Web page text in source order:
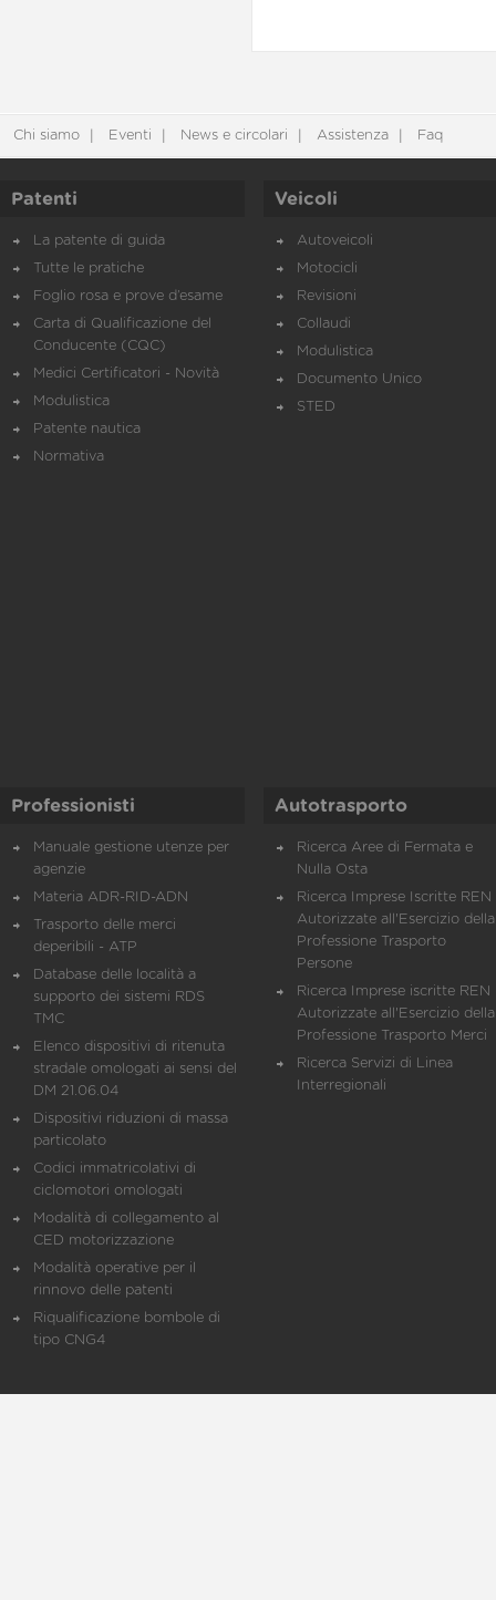
Chi siamo Eventi News e circolari Assistenza Faq
Patenti
La patente di guida
Tutte le pratiche
Foglio rosa e prove d’esame
Carta di Qualificazione del
Conducente (CQC)
Medici Certificatori - Novità
Modulistica
Patente nautica
Normativa
Veicoli
Autoveicoli
Motocicli
Revisioni
Collaudi
Modulistica
Documento Unico
STED
Professionisti
Manuale gestione utenze per
agenzie
Materia ADR-RID-ADN
Trasporto delle merci
deperibili - ATP
Database delle località a
supporto dei sistemi RDS
TMC
Elenco dispositivi di ritenuta
stradale omologati ai sensi del
DM 21.06.04
Dispositivi riduzioni di massa
particolato
Codici immatricolativi di
ciclomotori omologati
Modalità di collegamento al
CED motorizzazione
Modalità operative per il
rinnovo delle patenti
Riqualificazione bombole di
tipo CNG4
Autotrasporto
Ricerca Aree di Fermata e
Nulla Osta
Ricerca Imprese Iscritte REN
Autorizzate all'Esercizio della
Professione Trasporto
Persone
Ricerca Imprese iscritte REN
Autorizzate all'Esercizio della
Professione Trasporto Merci
Ricerca Servizi di Linea
Interregionali